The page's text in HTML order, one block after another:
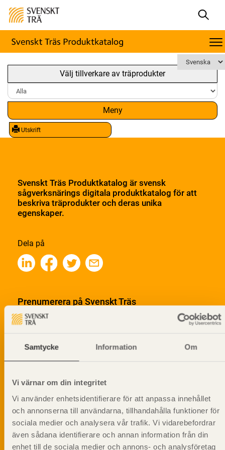
Samtycke Information Om
Vi värnar om din integritet
Vi använder enhetsidentifierare för att anpassa innehållet
och annonserna till användarna, tillhandahålla funktioner för
sociala medier och analysera vår trafik. Vi vidarebefordrar
även sådana identifierare och annan information från din
enhet till de sociala medier och annons- och analysföretag
Välj tillverkare av träprodukter
Meny
Utskrift
Svenskt Träs Produktkatalog är svensk
sågverksnärings digitala produktkatalog för att
beskriva träprodukter och deras unika
egenskaper.
Dela på
Prenumerera på Svenskt Träs
informationsutskick!